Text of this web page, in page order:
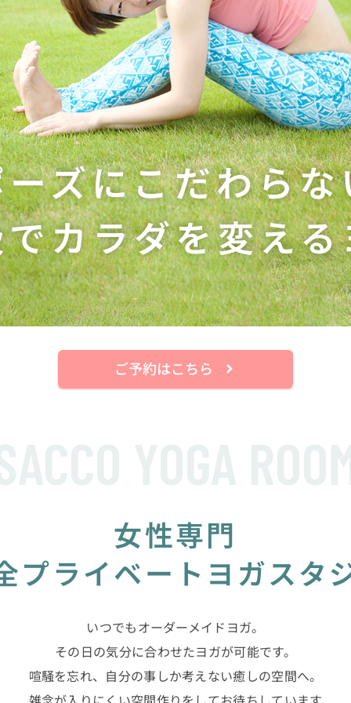
ズにこだわら
カラダを変える
ご予約はこちら
女性専門
プライベート ヨガスタ
いつでもオーダーメイドヨガ。
その日の気分に合わせたヨガが可能です。
喧騒を忘れ、 自分の事しか考えない癒しの空間へ。